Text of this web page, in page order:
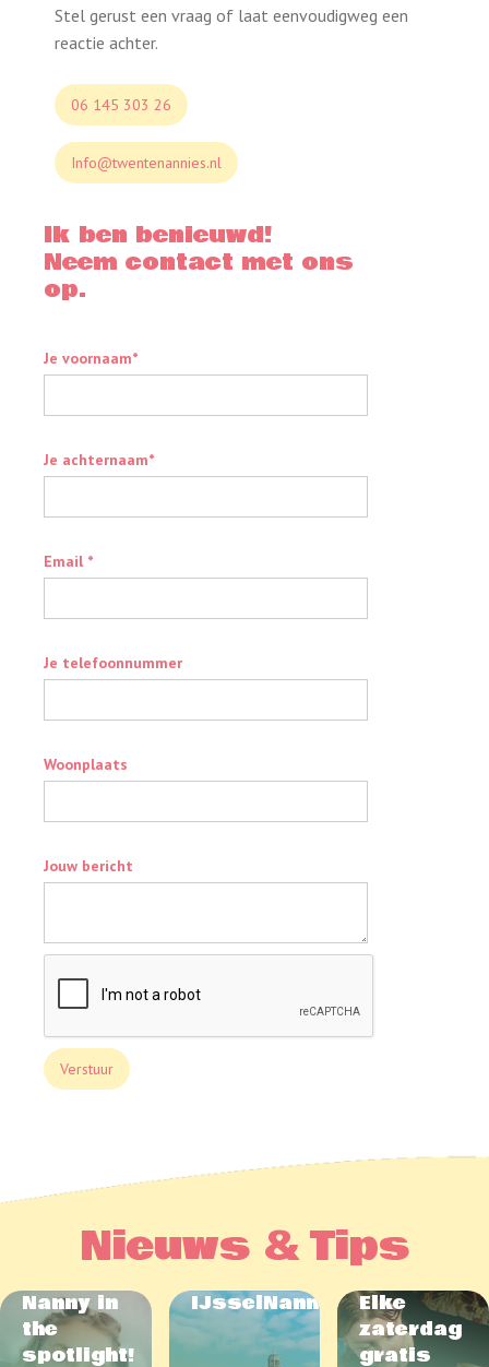
Stel gerust een vraag of laat eenvoudigweg een
reactie achter.
06 145 303 26
Info@twentenannies.nl
Ik ben benieuwd!
Neem contact met ons
op.
Je voornaam*
Je achternaam*
Email *
Je telefoonnummer
Woonplaats
Jouw bericht
Nieuws & Tips
Nanny in
the
spotlight!
IJsselNanniesElke
zaterdag
gratis